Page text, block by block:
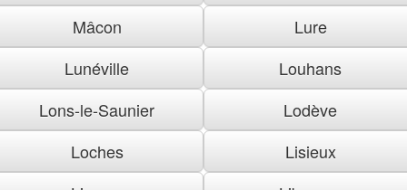
Mâcon
Lure
Lunéville
Louhans
Lons-le-Saunier
Lodève
Loches
Lisieux